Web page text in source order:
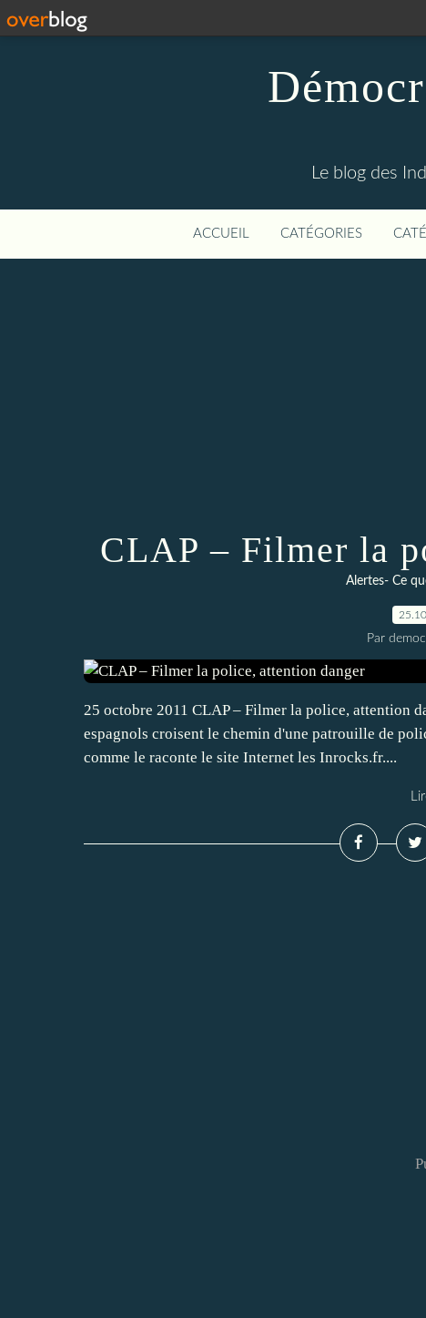
Le blog des
ACCUEIL CATÉGORIES
CLAP – Filmer la
Alertes- Ce
Par
25 octobre 2011 CLAP – Filmer la police, attention
espagnols croisent le chemin d'une patrouille de
comme le raconte le site Internet les Inrocks.fr....